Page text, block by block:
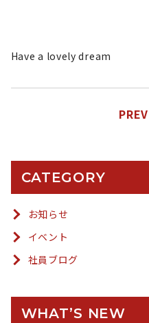
Have a lovely dream
PREV
CATEGORY
お知らせ
イベント
社員ブログ
WHAT’S NEW